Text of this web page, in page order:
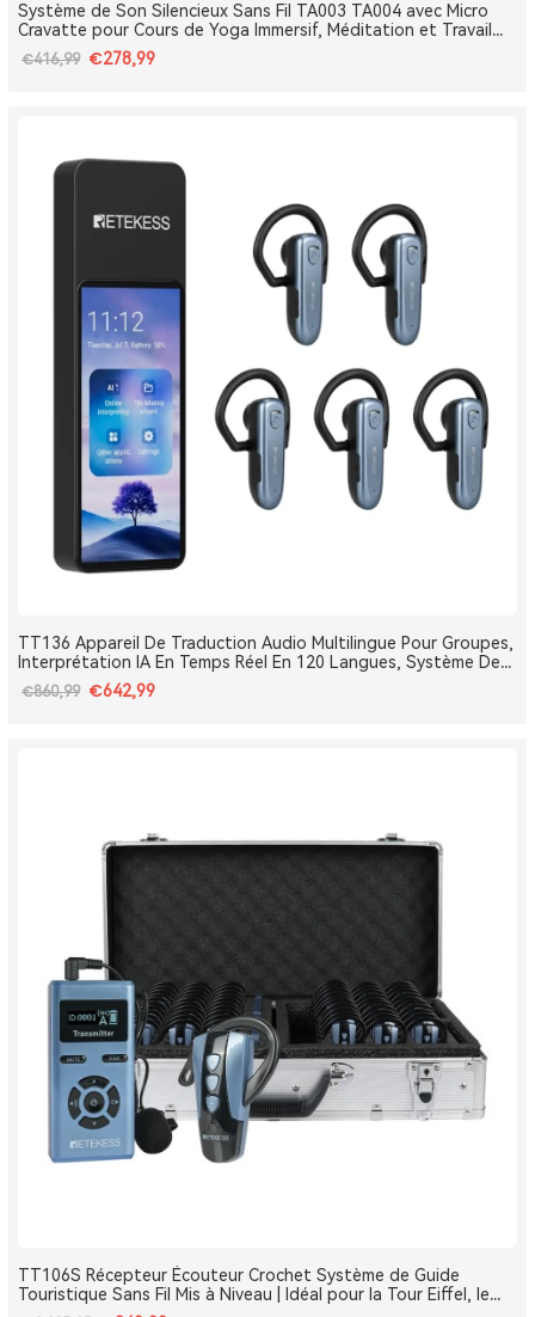
Système de Son Silencieux Sans Fil TA003 TA004 avec Micro
Cravatte pour Cours de Yoga Immersif, Méditation et Travail
Respiratoire
€416,99 €278,99
TT136 Appareil De Traduction Audio Multilingue Pour Groupes,
Interprétation IA En Temps Réel En 120 Langues, Système De
Traduction Pour Tours Et Conférences One-To-Many, Diffusion
Double Canal, Longue Portée 2.4G
€860,99 €642,99
TT106S Récepteur Écouteur Crochet Système de Guide
Touristique Sans Fil Mis à Niveau | Idéal pour la Tour Eiffel, le